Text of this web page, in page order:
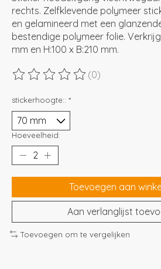
rechts. Zelfklevende polymeer
en gelamineerd met een
bestendige polymeer folie.
mm en H:100 x B:210 mm.
De beoordeling van dit product is
(0)
stickerhoogte:: *
Hoeveelheid:
Toevoegen aan
Aan verlanglijst
Toevoegen om te vergelijken